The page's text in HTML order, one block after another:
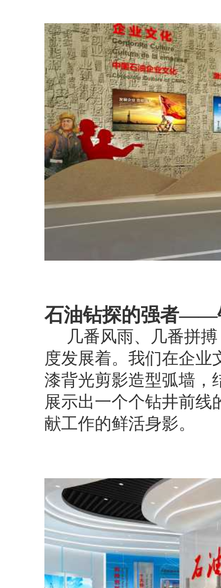
石油钻探的强者——
几番风雨、几番拼
度发展着。我们在企业
漆背光剪影造型弧墙，
展示出一个个钻井前线
献工作的鲜活身影。